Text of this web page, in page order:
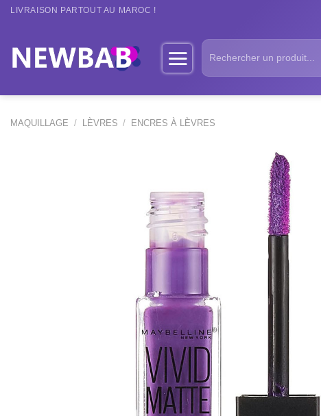
Passer
LIVRAISON PARTOUT AU MAROC !
Recherche
pour :
MAQUILLAGE / LÈVRES / ENCRES À LÈVRES